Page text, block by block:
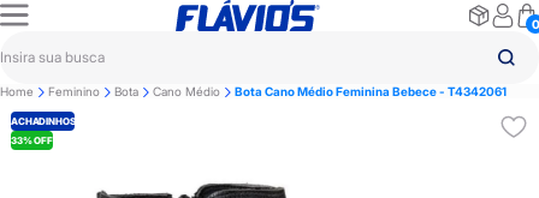
0
Home Feminino Bota Cano Médio Bota Cano Médio Feminina Bebece - T4342061
33% OFF
ACHADINHOS